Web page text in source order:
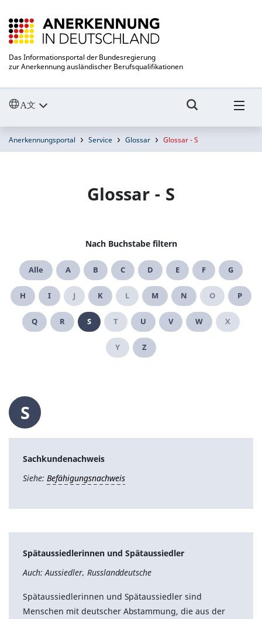
Das Informationsportal der Bundesregierung
zur Anerkennung ausländischer Berufsqualifikationen
Anerkennungsportal Service Glossar Glossar - S
Glossar - S
Nach Buchstabe filtern
Alle A B C D E F G
H I J K L M N O P
Q R S T U V W X
Y Z
S
Sachkundenachweis
Siehe: Befähigungsnachweis
Spätaussiedlerinnen und Spätaussiedler
Auch: Aussiedler, Russlanddeutsche
Spätaussiedlerinnen und Spätaussiedler sind
Menschen mit deutscher Abstammung, die aus der